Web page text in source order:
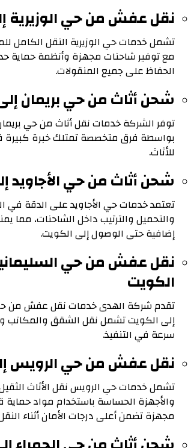
نقل عفش من حي الوزيرية
تشمل خدمات حي الوزيرية النقل الكامل
مع توفير شاحنات مجهزة وأنظمة حماية
الحفاظ على جميع المنقولات.
شحن أثاث من حي بريمان
توفر الشركة خدمات نقل أثاث من حي
بواسطة فرق متخصصة تمتلك خبرة كبيرة
للأثاث.
شحن أثاث من حي الأجاويد
تعتمد خدمات حي الأجاويد على الدقة في
والتحميل والترتيب داخل الشاحنات، مما
إضافية حتى الوصول إلى الكويت.
نقل عفش من حي
الكويت
تقدم شركة الهدى خدمات نقل عفش من
إلى الكويت تشمل نقل الشقق والمكاتب
سرعة في التنفيذ.
نقل عفش من حي الرويس
تشمل خدمات حي الرويس نقل الأثاث
والأجهزة الحساسة باستخدام مواد
مجهزة تضمن أعلى درجات الأمان أثناء